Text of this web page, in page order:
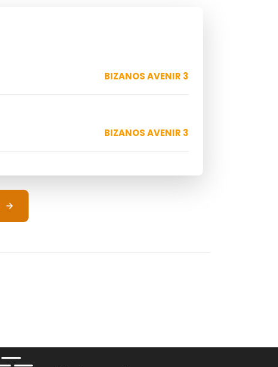
BIZANOS AVENIR 3
BIZANOS AVENIR 3